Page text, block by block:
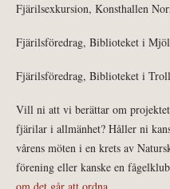
Fjärilsexkursion, Konsthallen
Fjärilsföredrag, Biblioteket i
Fjärilsföredrag, Biblioteket i
Vill ni att vi berättar om
fjärilar i allmänhet? Håller ni
vårens möten i en krets av
förening eller kanske en